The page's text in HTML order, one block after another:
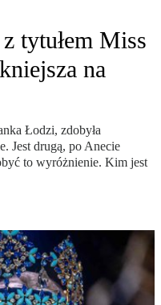
tytułem Miss
na
Łodzi, zdobyła
Jest drugą, po Anecie
to wyróżnienie. Kim jest